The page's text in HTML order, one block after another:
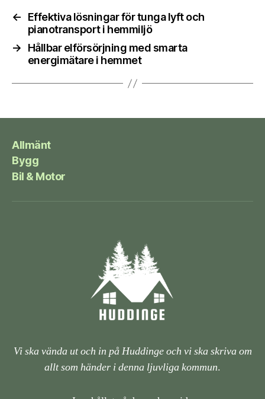
←
Effektiva lösningar för tunga lyft och
pianotransport i hemmiljö
→
Hållbar elförsörjning med smarta
energimätare i hemmet
Allmänt
Bygg
Bil & Motor
Vi ska vända ut och in på Huddinge och vi ska skriva om
allt som händer i denna ljuvliga kommun.